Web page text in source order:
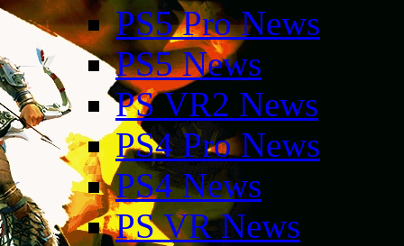
PS5 Pro News
PS5 News
PS VR2 News
PS4 Pro News
PS4 News
PS VR News